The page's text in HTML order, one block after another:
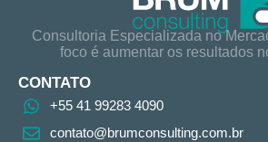
Consultoria Especializada no
foco é aumentar os resultados
CONTATO
+55 41 99283 4090
contato@brumconsulting.com.br​